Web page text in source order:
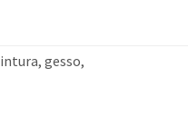
gesso,